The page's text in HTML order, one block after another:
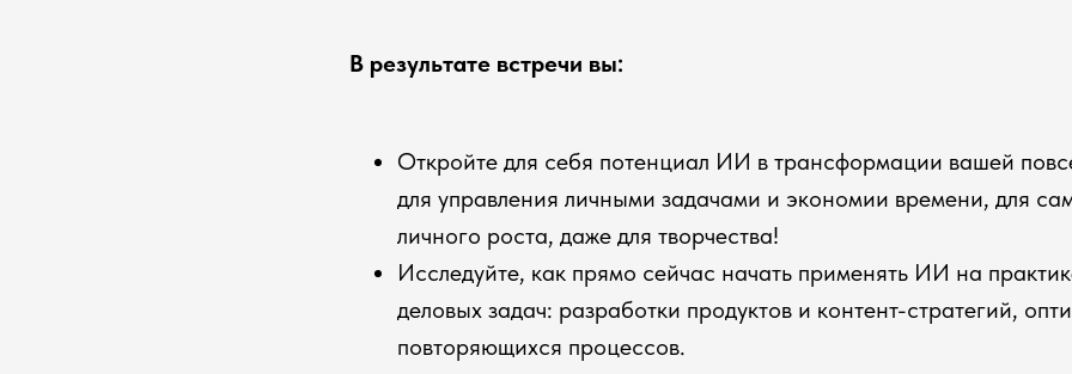
В результате встречи вы:
Откройте для себя потенциал ИИ в трансформации вашей
для управления личными задачами и экономии времени, для
личного роста, даже для творчества!
Исследуйте, как прямо сейчас начать применять ИИ на
деловых задач: разработки продуктов и контент-стратегий,
повторяющихся процессов.